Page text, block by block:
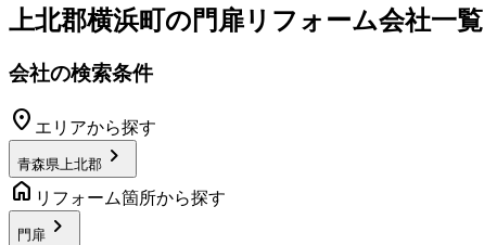
上北郡横浜町の門扉リフォーム会社一覧
会社の検索条件
location_on エリアから探す
青森県上北郡 chevron_right
home リフォーム箇所から探す
門扉 chevron_right